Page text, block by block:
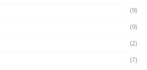
(9)
(9)
(2)
(7)